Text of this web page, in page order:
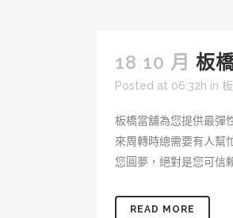
18 10 月 板
Posted at 06:32h in
板橋當舖為您提供最彈
來周轉時總需要有人幫
您圓夢，絕對是您可信
READ MORE